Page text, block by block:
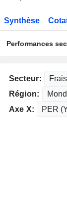
Synthèse
Performances
Secteur:
Région:
Axe X: